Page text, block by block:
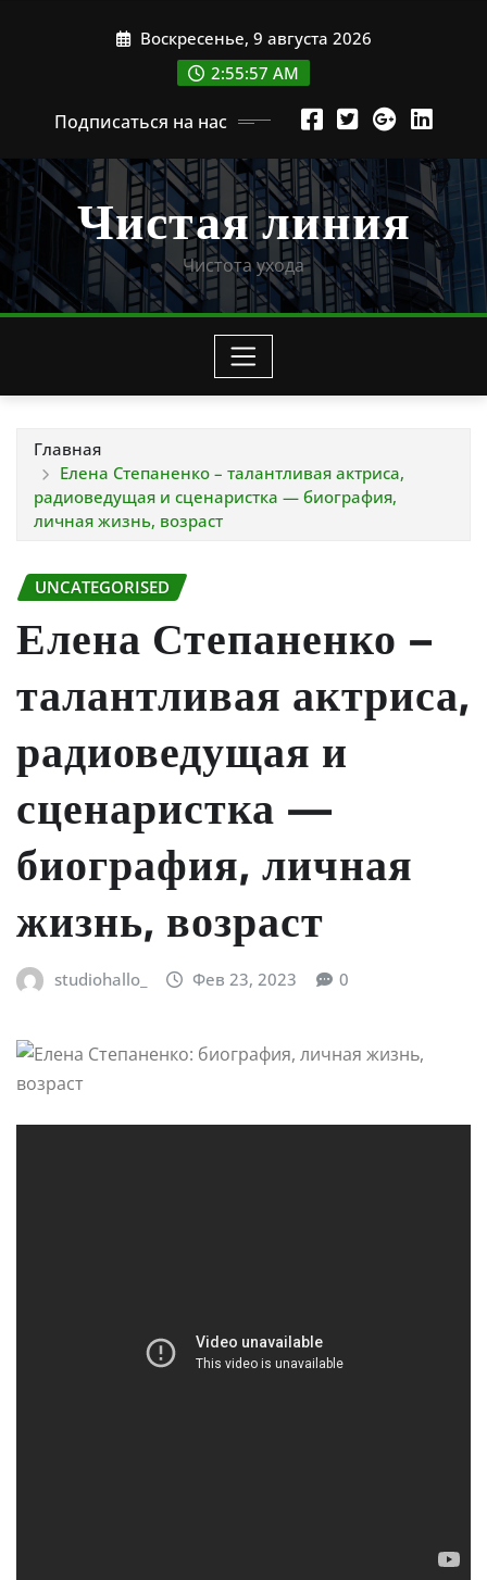
Воскресенье, 9 августа 2026
2:55:58 AM
Подписаться на нас
Чистая линия
Чистота ухода
Главная
Елена Степаненко – талантливая актриса,
радиоведущая и сценаристка — биография,
личная жизнь, возраст
UNCATEGORISED
Елена Степаненко –
талантливая актриса,
радиоведущая и
сценаристка —
биография, личная
жизнь, возраст
studiohallo_ Фев 23, 2023 0